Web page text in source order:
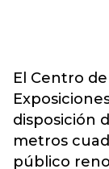
El Centro
disposición
metros
público